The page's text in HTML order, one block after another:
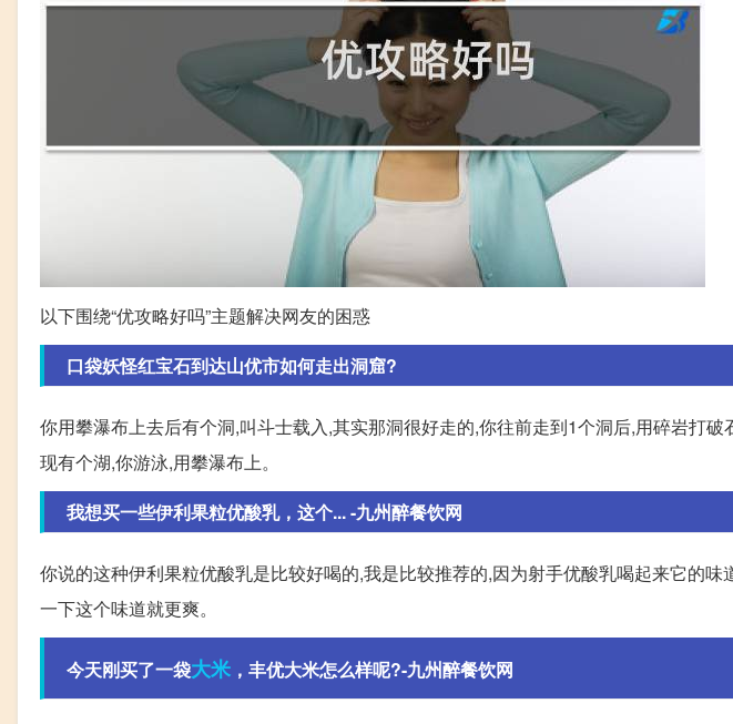
以下围绕“优攻略好吗”主题解决网友的困惑
口袋妖怪红宝石到达山优市如何走出洞窟?
你用攀瀑布上去后有个洞,叫斗士载入,其实那洞很好走的,你往前走到1个洞后,用碎岩打
现有个湖,你游泳,用攀瀑布上。
我想买一些伊利果粒优酸乳，这个... -九州醉餐饮网
你说的这种伊利果粒优酸乳是比较好喝的,我是比较推荐的,因为射手优酸乳喝起来它的
一下这个味道就更爽。
今天刚买了一袋大米 ，丰优大米怎么样呢?-九州醉餐饮网